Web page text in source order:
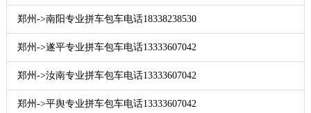
郑州->南阳专业拼车包车电话18338238530
郑州->遂平专业拼车包车电话13333607042
郑州->汝南专业拼车包车电话13333607042
郑州->平舆专业拼车包车电话13333607042